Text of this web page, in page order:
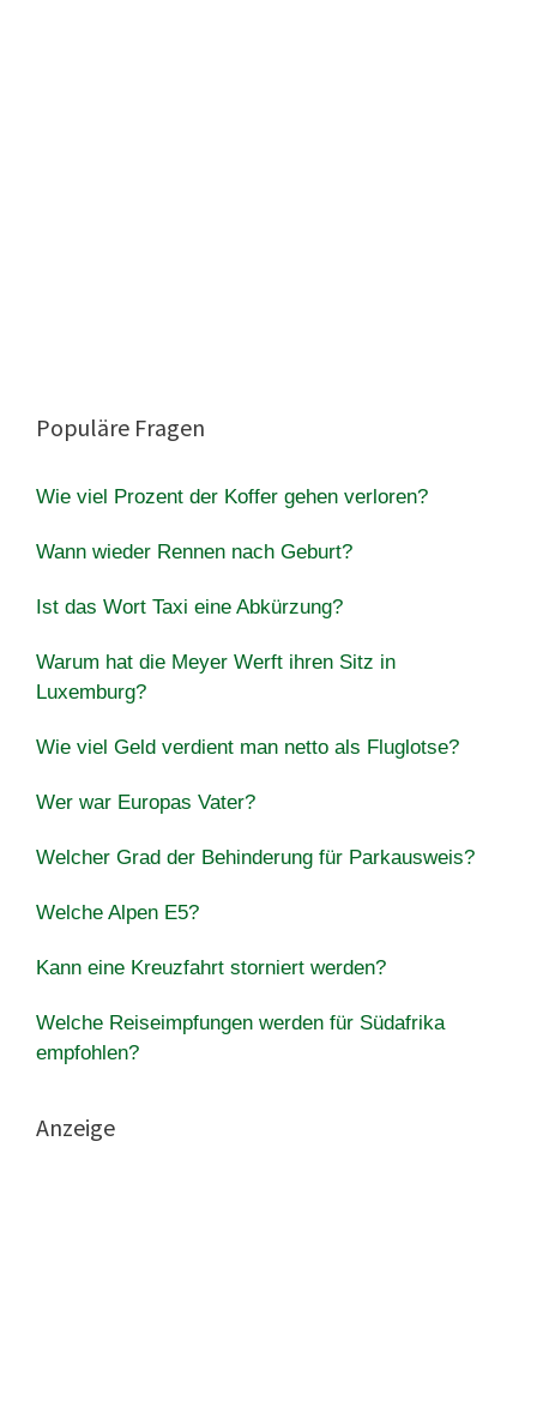
Populäre Fragen
Wie viel Prozent der Koffer gehen verloren?
Wann wieder Rennen nach Geburt?
Ist das Wort Taxi eine Abkürzung?
Warum hat die Meyer Werft ihren Sitz in
Luxemburg?
Wie viel Geld verdient man netto als Fluglotse?
Wer war Europas Vater?
Welcher Grad der Behinderung für Parkausweis?
Welche Alpen E5?
Kann eine Kreuzfahrt storniert werden?
Welche Reiseimpfungen werden für Südafrika
empfohlen?
Anzeige